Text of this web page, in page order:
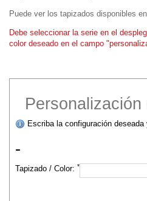
Puede ver los tapizados disponibles
Debe seleccionar la serie en el
color deseado en el campo
Escriba la configuración deseada
-
Tapizado / Color:*